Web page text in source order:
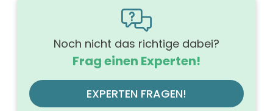
Ausführung der Beleuchtung
Werkstoff der Front
MDF-Trägerplatte mit Thermofolie
Farbe des Korpus
marone trüffel
Oberfläche
Noch nicht das richtige dabei?
Frag einen Experten!
EXPERTEN FRAGEN!